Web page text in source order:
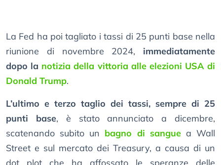
La Fed ha poi tagliato i tassi di 25 punti base nella
riunione di novembre 2024, immediatamente
dopo la notizia della vittoria alle elezioni USA di
Donald Trump.
L’ultimo e terzo taglio dei tassi, sempre di 25
punti base, è stato annunciato a dicembre,
scatenando subito un bagno di sanguea Wall
Street e sul mercato dei Treasury, a causa di un